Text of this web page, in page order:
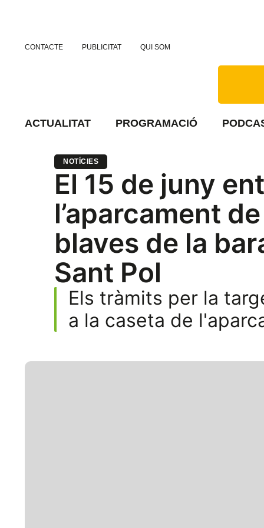
CONTACTE PUBLICITAT QUI SOM
ACTUALITAT PROGRAMACIÓ
NOTÍCIES
El 15 de juny
l’aparcament
blaves de la
Sant Pol
Els tràmits per la
a la caseta de